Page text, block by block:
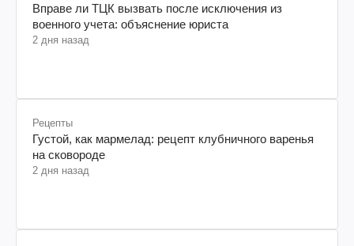
Вправе ли ТЦК вызвать после исключения из
военного учета: объяснение юриста
2 дня назад
Рецепты
Густой, как мармелад: рецепт клубничного варенья
на сковороде
2 дня назад